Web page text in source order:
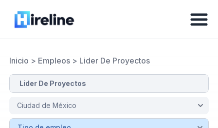
Inicio > Empleos> Lider De Proyectos